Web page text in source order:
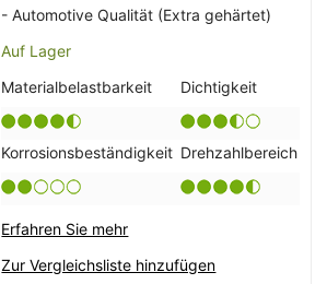
- Automotive Qualität (Extra gehärtet)
Auf Lager
Materialbelastbarkeit
Dichtigkeit
Korrosionsbeständigkeit Drehzahlbereich
Erfahren Sie mehr
Zur Vergleichsliste hinzufügen